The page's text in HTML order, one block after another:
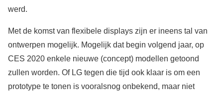
werd.
Met de komst van flexibele displays zijn er ineens tal van
ontwerpen mogelijk. Mogelijk dat begin volgend jaar, op
CES 2020 enkele nieuwe (concept) modellen getoond
zullen worden. Of LG tegen die tijd ook klaar is om een
prototype te tonen is vooralsnog onbekend, maar niet